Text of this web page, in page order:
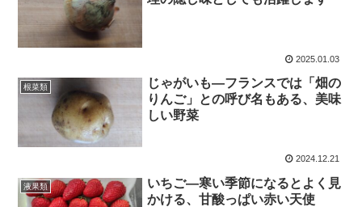
2025.01.03
根菜類
じゃがいも―フランスでは「畑の
りんご」との呼び名もある、美味
しい野菜
2024.12.21
液果類
いちご―寒い季節になるとよく見
かける、甘酸っぱい赤い天使